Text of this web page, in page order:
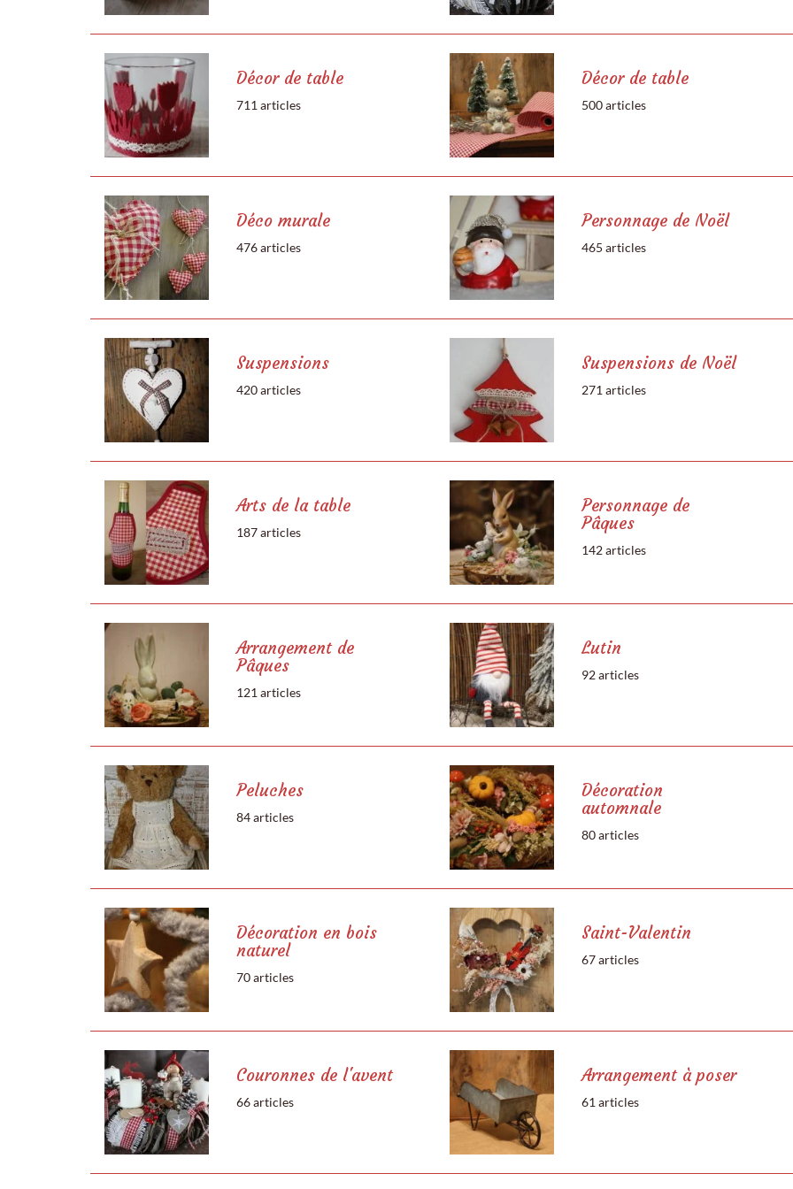
Décor de table
711 articles
Décor de table
500 articles
Déco murale
476 articles
Personnage de Noël
465 articles
Suspensions
420 articles
Suspensions de Noël
271 articles
Arts de la table
187 articles
Personnage de
Pâques
142 articles
Arrangement de
Pâques
121 articles
Lutin
92 articles
Peluches
84 articles
Décoration
automnale
80 articles
Décoration en bois
naturel
70 articles
Saint-Valentin
67 articles
Couronnes de l'avent
66 articles
Arrangement à poser
61 articles